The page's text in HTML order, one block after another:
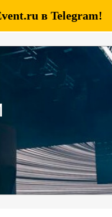
в Telegram!